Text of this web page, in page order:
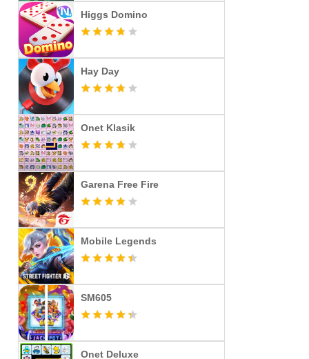
Higgs Domino
Hay Day
Onet Klasik
Garena Free Fire
Mobile Legends
SM605
Onet Deluxe